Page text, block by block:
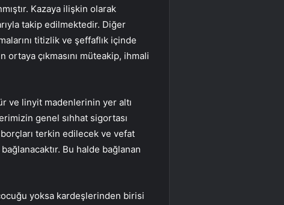
Kazaya ilişkin olarak
takip edilmektedir. Diğer
titizlik ve şeffaflık içinde
çıkmasını müteakip, ihmali
ve linyit madenlerinin yer altı
genel sıhhat sigortası
terkin edilecek ve vefat
Bu halde bağlanan
yoksa kardeşlerinden birisi